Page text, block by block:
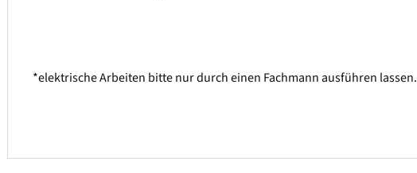
*elektrische Arbeiten bitte nur durch einen Fachmann ausführen lassen.